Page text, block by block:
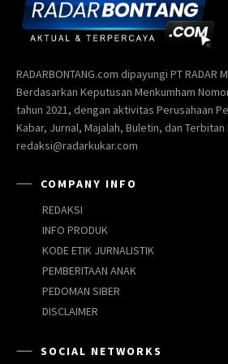
RADARBONTANG.com dipayungi PT RADAR
Berdasarkan Keputusan Menkumham
tahun 2021, dengan aktivitas Perusahaan
Kabar, Jurnal, Majalah, Buletin, dan Terbitan
redaksi@radarkukar.com
COMPANY INFO
REDAKSI
INFO PRODUK
KODE ETIK JURNALISTIK
PEMBERITAAN ANAK
PEDOMAN SIBER
DISCLAIMER
SOCIAL NETWORKS